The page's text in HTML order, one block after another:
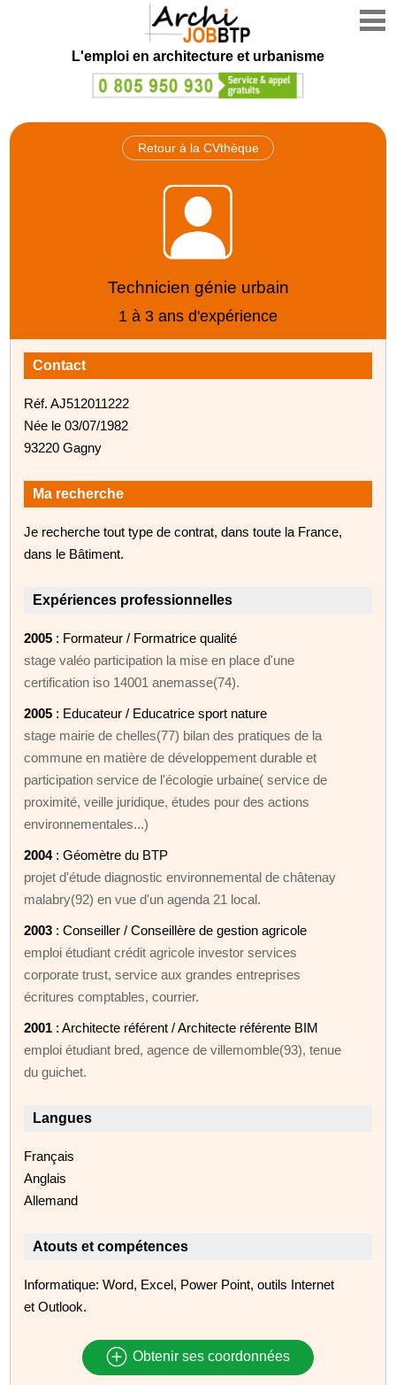
L'emploi en architecture et urbanisme
Retour à la CVthèque
Technicien génie urbain
1 à 3 ans d'expérience
Contact
Réf. AJ512011222
Née le 03/07/1982
93220 Gagny
Ma recherche
Je recherche tout type de contrat, dans toute la France,
dans le Bâtiment.
Expériences professionnelles
2005 : Formateur / Formatrice qualité
stage valéo participation la mise en place d'une
certification iso 14001 anemasse(74).
2005 : Educateur / Educatrice sport nature
stage mairie de chelles(77) bilan des pratiques de la
commune en matière de développement durable et
participation service de l'écologie urbaine( service de
proximité, veille juridique, études pour des actions
environnementales...)
2004: Géomètre du BTP
projet d'étude diagnostic environnemental de châtenay
malabry(92) en vue d'un agenda 21 local.
2003 : Conseiller / Conseillère de gestion agricole
emploi étudiant crédit agricole investor services
corporate trust, service aux grandes entreprises
écritures comptables, courrier.
2001 : Architecte référent / Architecte référente BIM
emploi étudiant bred, agence de villemomble(93), tenue
du guichet.
Langues
Français
Anglais
Allemand
Atouts et compétences
Informatique: Word, Excel, Power Point, outils Internet
et Outlook.
Obtenir ses coordonnées